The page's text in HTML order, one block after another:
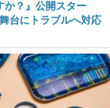
か？』公開スター
台にトラブルへ対応